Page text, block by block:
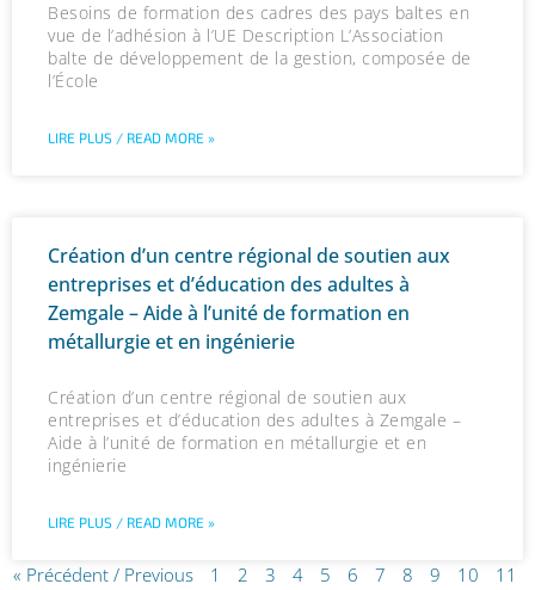
Besoins de formation des cadres des pays baltes en
vue de l’adhésion à l’UE Description L’Association
balte de développement de la gestion, composée de
l’École
LIRE PLUS / READ MORE »
Création d’un centre régional de soutien aux
entreprises et d’éducation des adultes à
Zemgale – Aide à l’unité de formation en
métallurgie et en ingénierie
Création d’un centre régional de soutien aux
entreprises et d’éducation des adultes à Zemgale –
Aide à l’unité de formation en métallurgie et en
ingénierie
LIRE PLUS / READ MORE »
« Précédent / Previous 1 2 3 4 5 6 7 8 9 10 11